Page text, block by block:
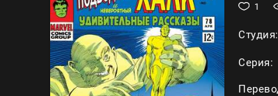
1
Студия:
Серия: